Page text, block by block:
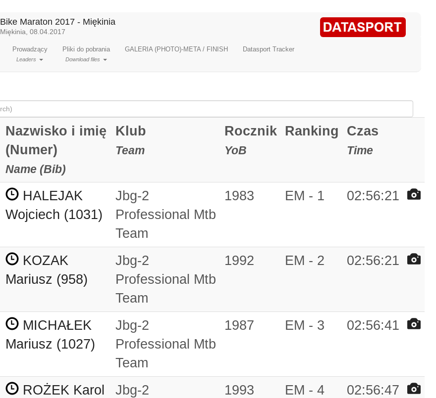
Bike Maraton 2017 - Miękinia
Miękinia, 08.04.2017
Prowadzący
Leaders
Pliki do pobrania
Download files
GALERIA (PHOTO)-META / FINISH Datasport Tracker
Nazwisko i imię
(Numer)
Name (Bib)
Klub
Team
Rocznik
YoB
Ranking Czas
Time
HALEJAK
Wojciech (1031)
Jbg-2
Professional Mtb
Team
1983 EM - 1 02:56:21
KOZAK
Mariusz (958)
Jbg-2
Professional Mtb
Team
1992 EM - 2 02:56:21
MICHAŁEK
Mariusz (1027)
Jbg-2
Professional Mtb
Team
1987 EM - 3 02:56:41
ROŻEK Karol
Jbg-2
1993 EM - 4 02:56:47